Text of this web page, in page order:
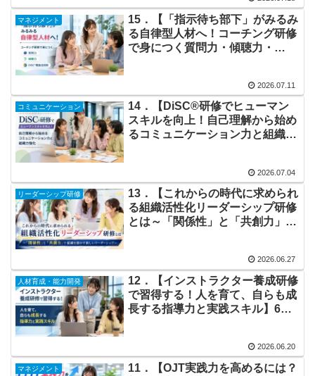
マネジメント
15．【「指示待ち部下」がみるみ
る自律型人材へ！コーチング研修
で身につく質問力・傾聴力・
2026.07.11
コミュニケーション
14．【DiSC®研修でヒューマン
スキルを向上！自己理解から始め
るコミュニケーション力と組織力
2026.07.04
リーダーシップ研修
13．【これからの時代に求められ
る組織活性化リーダーシップ研修
とは～「関係性」と「共創力」で
2026.06.27
人材育成・能力開発
12．【インストラクター養成研修
で習得する！人を育て、自らも成
長する指導力と実践スキル】6時
2026.06.20
マネジメント
11．【OJT実践力を高めるには？